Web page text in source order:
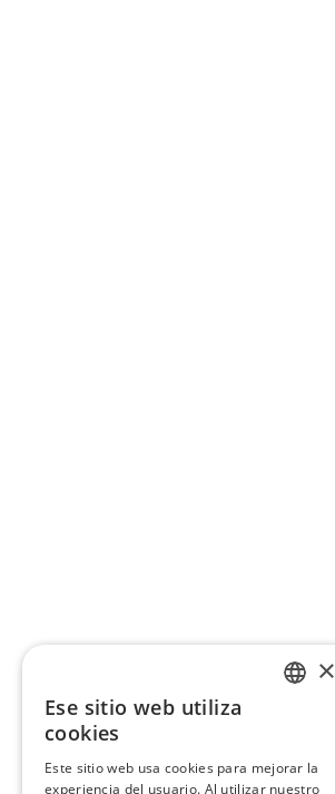
×
Ese sitio web utiliza
cookies
Este sitio web usa cookies para mejorar la
experiencia del usuario. Al utilizar nuestro